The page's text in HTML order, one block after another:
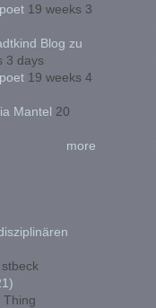
19 weeks 3
Blog zu
3 days
19 weeks 4
Mantel 20
more
stbeck
Thing